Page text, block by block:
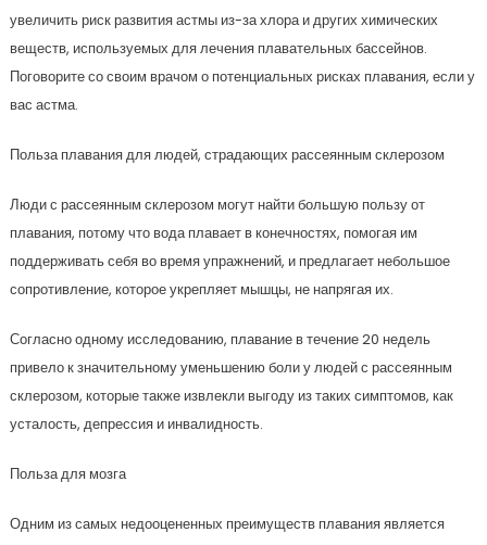
увеличить риск развития астмы из-за хлора и других химических
веществ, используемых для лечения плавательных бассейнов.
Поговорите со своим врачом о потенциальных рисках плавания, если у
вас астма.
Польза плавания для людей, страдающих рассеянным склерозом
Люди с рассеянным склерозом могут найти большую пользу от
плавания, потому что вода плавает в конечностях, помогая им
поддерживать себя во время упражнений, и предлагает небольшое
сопротивление, которое укрепляет мышцы, не напрягая их.
Согласно одному исследованию, плавание в течение 20 недель
привело к значительному уменьшению боли у людей с рассеянным
склерозом, которые также извлекли выгоду из таких симптомов, как
усталость, депрессия и инвалидность.
Польза для мозга
Одним из самых недооцененных преимуществ плавания является